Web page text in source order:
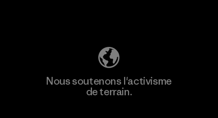
Nous soutenons l'activisme
de terrain.